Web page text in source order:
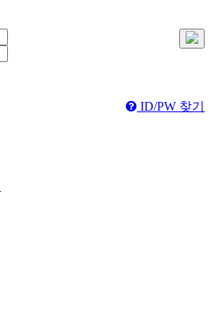
ID/PW 찾기